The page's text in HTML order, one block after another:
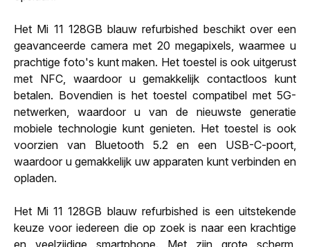
Het Mi 11 128GB blauw refurbished beschikt over een
geavanceerde camera met 20 megapixels, waarmee u
prachtige foto's kunt maken. Het toestel is ook uitgerust
met NFC, waardoor u gemakkelijk contactloos kunt
betalen. Bovendien is het toestel compatibel met 5G-
netwerken, waardoor u van de nieuwste generatie
mobiele technologie kunt genieten. Het toestel is ook
voorzien van Bluetooth 5.2 en een USB-C-poort,
waardoor u gemakkelijk uw apparaten kunt verbinden en
opladen.
Het Mi 11 128GB blauw refurbished is een uitstekende
keuze voor iedereen die op zoek is naar een krachtige
en veelzijdige smartphone. Met zijn grote scherm,